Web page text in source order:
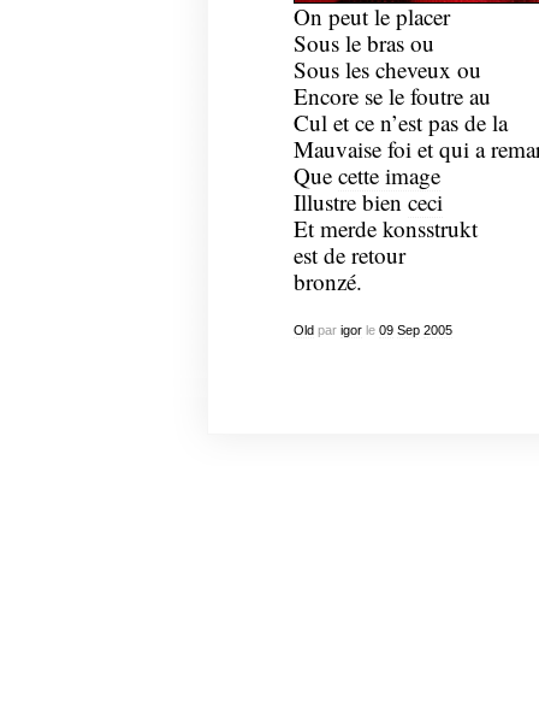
On peut le placer
Sous le bras ou
Sous les cheveux ou
Encore se le foutre au
Cul et ce n’est pas de la
Mauvaise foi et qui a
Que cette image
Illustre bien ceci
Et merde konsstrukt
est de retour
bronzé.
Oldpar igorle 09 Sep 2005